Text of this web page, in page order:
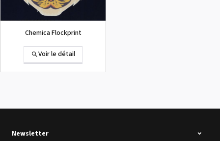
Chemica Flockprint
Voir le détail
Newsletter